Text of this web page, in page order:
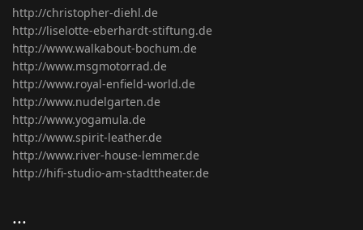
http://christopher-diehl.de
http://liselotte-eberhardt-stiftung.de
http://www.walkabout-bochum.de
http://www.msgmotorrad.de
http://www.royal-enfield-world.de
http://www.nudelgarten.de
http://www.yogamula.de
http://www.spirit-leather.de
http://www.river-house-lemmer.de
http://hifi-studio-am-stadttheater.de
...